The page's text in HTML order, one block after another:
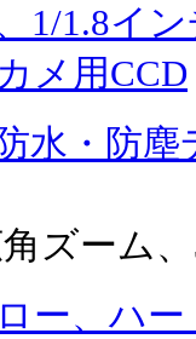
1/1.8イ
メ用CCD
水・防塵
ズーム
ー、ハ